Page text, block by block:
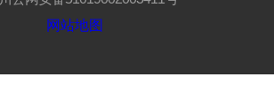
网站地图